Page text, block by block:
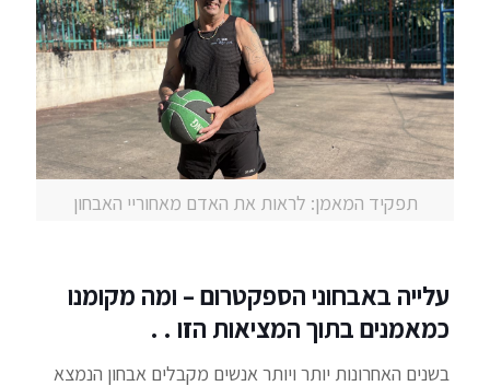
תפקיד המאמן: לראות את האדם מאחוריי האבחון
עלייה באבחוני הספקטרום – ומה מקומנו
כמאמנים בתוך המציאות הזו . .
בשנים האחרונות יותר ויותר אנשים מקבלים אבחון הנמצא